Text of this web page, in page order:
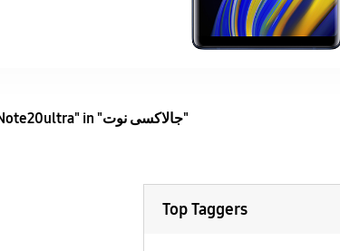
Tag: "Note20ultra" in "جالاكسى نوت"
Top Taggers